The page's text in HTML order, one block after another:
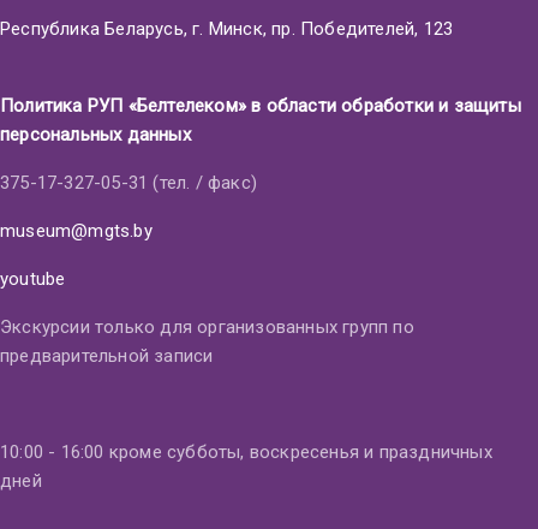
Республика Беларусь, г. Минск, пр. Победителей, 123
Политика РУП «Белтелеком» в области обработки и защиты
персональных данных
375-17-327-05-31 (тел. / факс)
museum@mgts.by
youtube
Экскурсии только для организованных групп по
предварительной записи
10:00 - 16:00 кроме субботы, воскресенья и праздничных
дней